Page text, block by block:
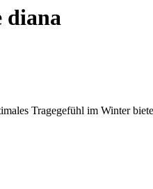
diana
Tragegefühl im Winter